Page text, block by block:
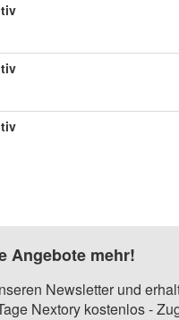
Angebote mehr!
Newsletter und
Nextory kostenlos -